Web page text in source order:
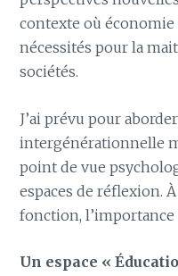
contexte où
nécessités pour la
sociétés.
J’ai prévu pour
intergénérationnelle
point de vue
espaces de réflexion.
fonction, l’importance
Un espace «